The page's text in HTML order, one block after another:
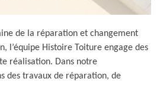
de la réparation et changement
l’équipe Histoire Toiture engage des
réalisation. Dans notre
des travaux de réparation, de